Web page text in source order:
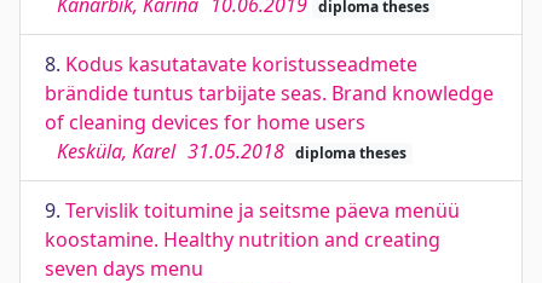
diploma theses
8. Kodus kasutatavate koristusseadmete
brändide tuntus tarbijate seas. Brand knowledge
of cleaning devices for home users
Kesküla, Karel 31.05.2018 diploma theses
9. Tervislik toitumine ja seitsme päeva menüü
koostamine. Healthy nutrition and creating
seven days menu